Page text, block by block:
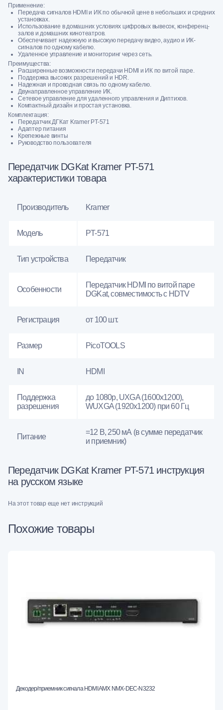
Применение:
Передача сигналов HDMI и ИК по обычной цене в небольших и средних
установках.
Использование в домашних условиях цифровых вывесок, конференц-
залов и домашних кинотеатров.
Обеспечивает надежную и высокую передачу видео, аудио и ИК-
сигналов по одному кабелю.
Удаленное управление и мониторинг через сеть.
Преимущества:
Расширенные возможности передачи HDMI и ИК по витой паре.
Поддержка высоких разрешений и HDR.
Надежная и проводная связь по одному кабелю.
Двунаправленное управление ИК.
Сетевое управление для удаленного управления и Диптихов.
Компактный дизайн и простая установка.
Комплектация:
Передатчик ДГКат Kramer PT-571
Адаптер питания
Крепежные винты
Руководство пользователя
Передатчик DGKat Kramer PT-571
характеристики товара
Производитель Kramer
Модель PT-571
Тип устройства Передатчик
Особенности
Передатчик HDMI по витой паре
DGKat, совместимость с HDTV
Регистрация от 100 шт.
Размер PicoTOOLS
IN HDMI
Поддержка
разрешения
до 1080p, UXGA (1600x1200),
WUXGA (1920x1200) при 60 Гц
Питание
=12 В, 250 мА (в сумме передатчик
и приемник)
Передатчик DGKat Kramer PT-571 инструкция
на русском языке
На этот товар еще нет инструкций
Похожие товары
Декодер/приемник сигнала HDMI AMX NMX-DEC-N3232